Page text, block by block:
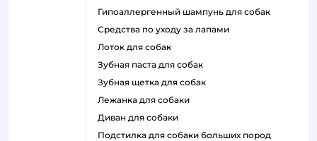
гипоаллергенный шампунь для собак
средства по уходу за лапами
лоток для собак
зубная паста для собак
зубная щетка для собак
лежанка для собаки
диван для собаки
подстилка для собаки больших пород